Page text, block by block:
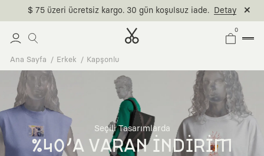
0
Ana Sayfa Erkek Kapşonlu
Seçili Tasarımlarda
%40'A VARAN İNDİRİM